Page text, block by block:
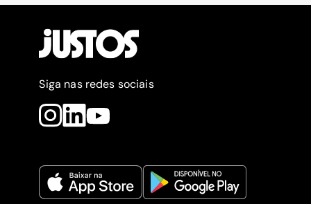
Siga nas redes sociais